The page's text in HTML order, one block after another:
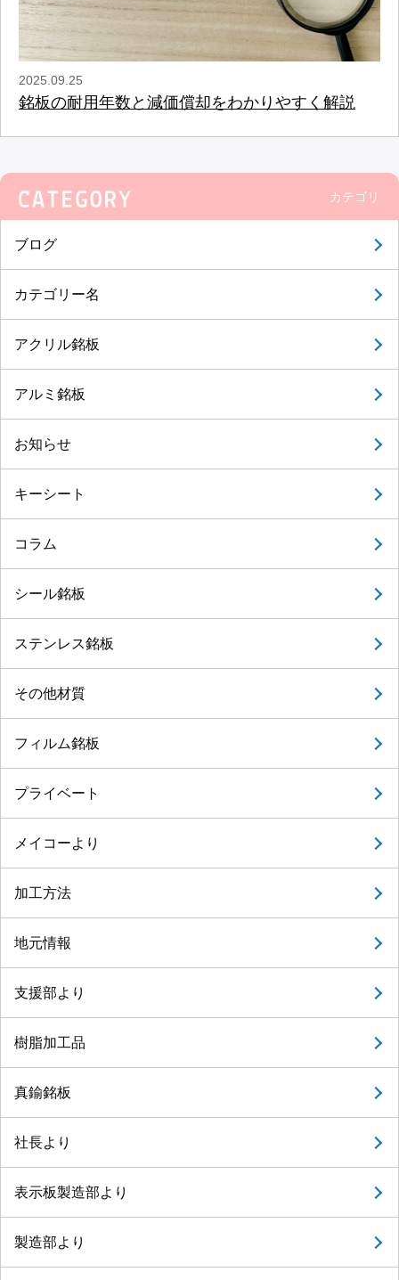
2025.09.25
銘板の耐用年数と減価償却をわかりやすく解説
カテゴリ
ブログ
カテゴリー名
アクリル銘板
アルミ銘板
お知らせ
キーシート
コラム
シール銘板
ステンレス銘板
その他材質
フィルム銘板
プライベート
メイコーより
加工方法
地元情報
支援部より
樹脂加工品
真鍮銘板
社長より
表示板製造部より
製造部より